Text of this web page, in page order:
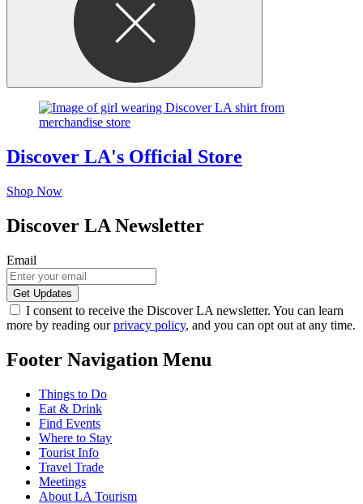
Discover LA's Official Store
Shop Now
Discover LA Newsletter
Email
I consent to receive the Discover LA newsletter. You can learn
more by reading ourprivacy policy, and you can opt out at any time.
Footer Navigation Menu
Things to Do
Eat & Drink
Find Events
Where to Stay
Tourist Info
Travel Trade
Meetings
About LA Tourism